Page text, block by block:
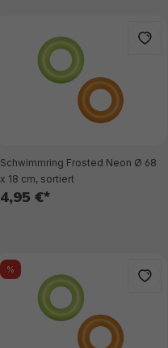
Schwimmring Frosted Neon Ø 68
x 18 cm, sortiert
4,95 €*
%